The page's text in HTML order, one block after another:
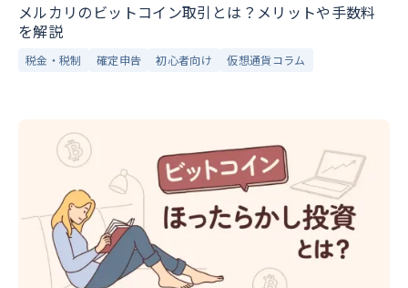
メルカリのビットコイン取引とは？メリットや手数料
を解説
税金・税制 確定申告 初心者向け 仮想通貨コラム